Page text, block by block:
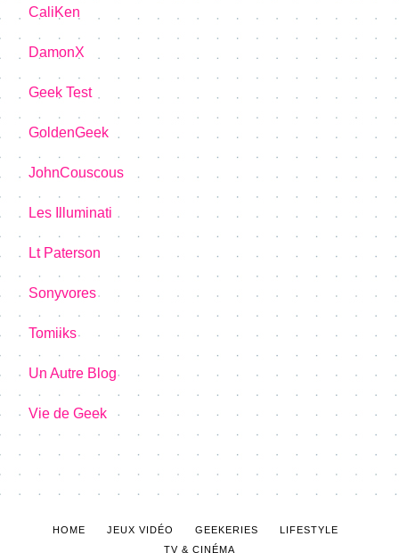
CaliKen
DamonX
Geek Test
GoldenGeek
JohnCouscous
Les Illuminati
Lt Paterson
Sonyvores
Tomiiks
Un Autre Blog
Vie de Geek
HOME JEUX VIDÉO GEEKERIES
LIFESTYLE
TV & CINÉMA